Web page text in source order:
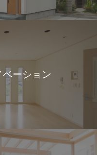
ベーション